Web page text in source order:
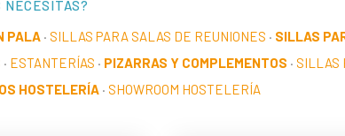
NECESITAS?
PALA· SILLAS PARA SALAS DE REUNIONES · SILLAS
· ESTANTERÍAS · PIZARRAS Y COMPLEMENTOS · SILLAS
HOSTELERÍA · SHOWROOM HOSTELERÍA